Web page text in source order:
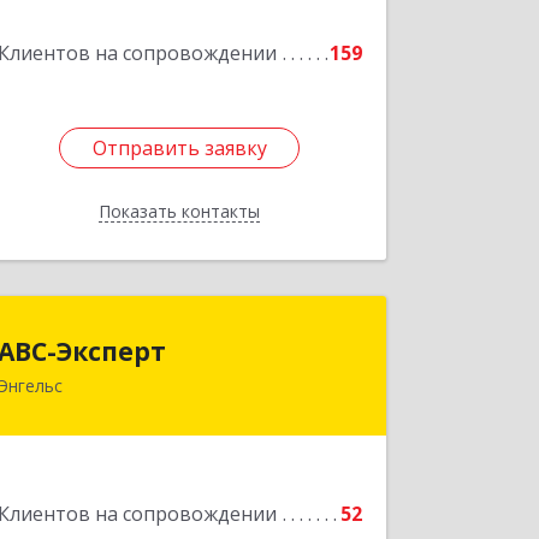
Клиентов на сопровождении 159
Отправить заявку
Показать контакты
Подробнее
Отправить заявку
Назад
Эксперт
Энгельс
Клиентов на сопровождении
52
413105, Саратовская обл, Энгельс г,